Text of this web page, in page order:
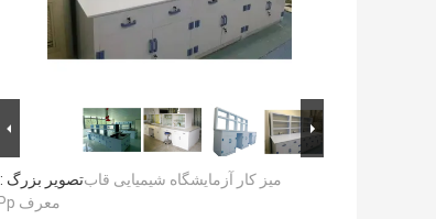
تصویر بزرگ :میز کار آزمایشگاه شیمیایی قاب
معرف Pp